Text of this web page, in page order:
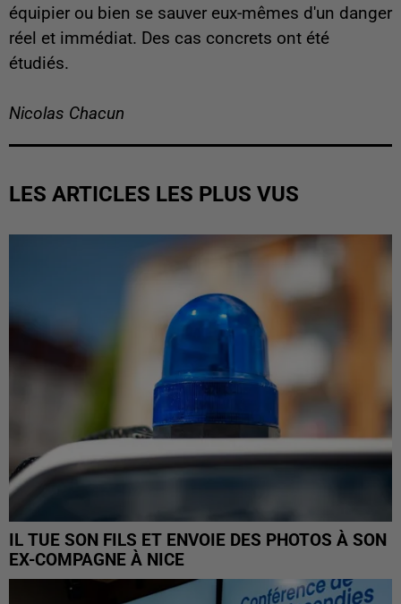
équipier ou bien se sauver eux-mêmes d'un danger
réel et immédiat. Des cas concrets ont été
étudiés.
Nicolas Chacun
LES ARTICLES LES PLUS VUS
IL TUE SON FILS ET ENVOIE DES PHOTOS À SON
EX-COMPAGNE À NICE